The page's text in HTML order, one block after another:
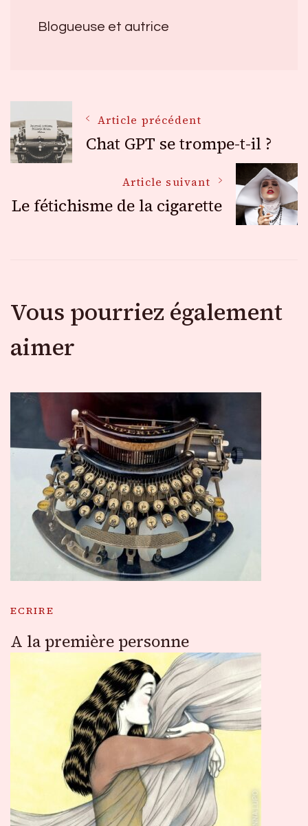
Blogueuse et autrice
Navigation
des
articles
Article précédent
Chat GPT se trompe-t-il ?
Article suivant
Le fétichisme de la cigarette
Vous pourriez également
aimer
ECRIRE
A la première personne